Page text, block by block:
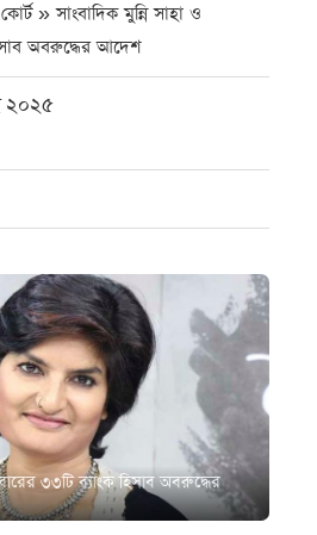
»সাংবাদিক মুন্নি সাহা ও
অবরুদ্ধের আদেশ
২০২৫
৩৩টি ব্যাংক হিসাব অবরুদ্ধের